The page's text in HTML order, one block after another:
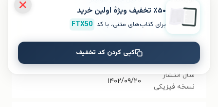
مترجم سیدخشایار کیافر
انتشارات کدیور
سال انتشار
نسخه فیزیکی
۱۴۰۲/۰۹/۲۰
٪۵۰ تخفیف ویژۀ اولین خرید
برای کتاب‌های متنی، با کد FTX50
کپی کردن کد تخفیف